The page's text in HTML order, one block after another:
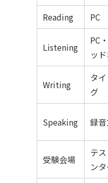
Reading
PC
Listening
PC
ッ
Writing
タ
グ
Speaking 録
受験会場
テ
ン